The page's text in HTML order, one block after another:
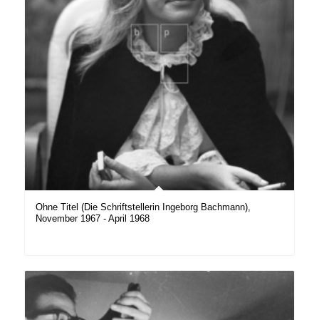
Ohne Titel (Die Schriftstellerin Ingeborg Bachmann),
November 1967 - April 1968